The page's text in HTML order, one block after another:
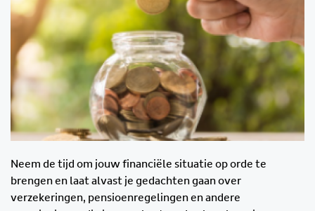
Neem de tijd om jouw financiële situatie op orde te
brengen en laat alvast je gedachten gaan over
verzekeringen, pensioenregelingen en andere